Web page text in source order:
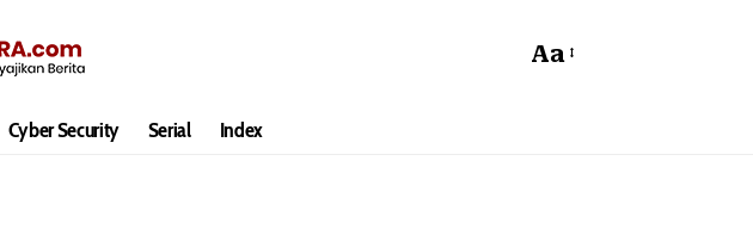
Aa
Cyber Security Serial Index